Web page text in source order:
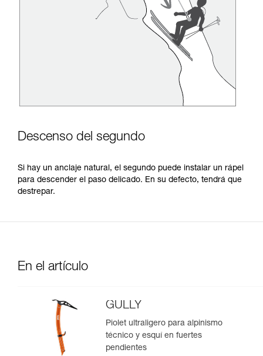
Descenso del segundo
Si hay un anclaje natural, el segundo puede instalar un rápel
para descender el paso delicado. En su defecto, tendrá que
destrepar.
En el artículo
GULLY
Piolet ultraligero para alpinismo
técnico y esquí en fuertes
pendientes